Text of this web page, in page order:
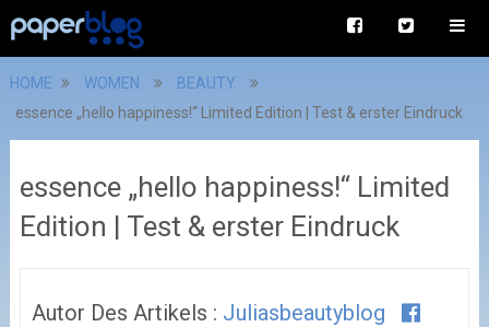
HOME WOMEN
BEAUTY
essence „hello happiness!“ Limited Edition | Test & erster Eindruck
essence „hello happiness!“ Limited
Edition | Test & erster Eindruck
Autor Des Artikels : Juliasbeautyblog